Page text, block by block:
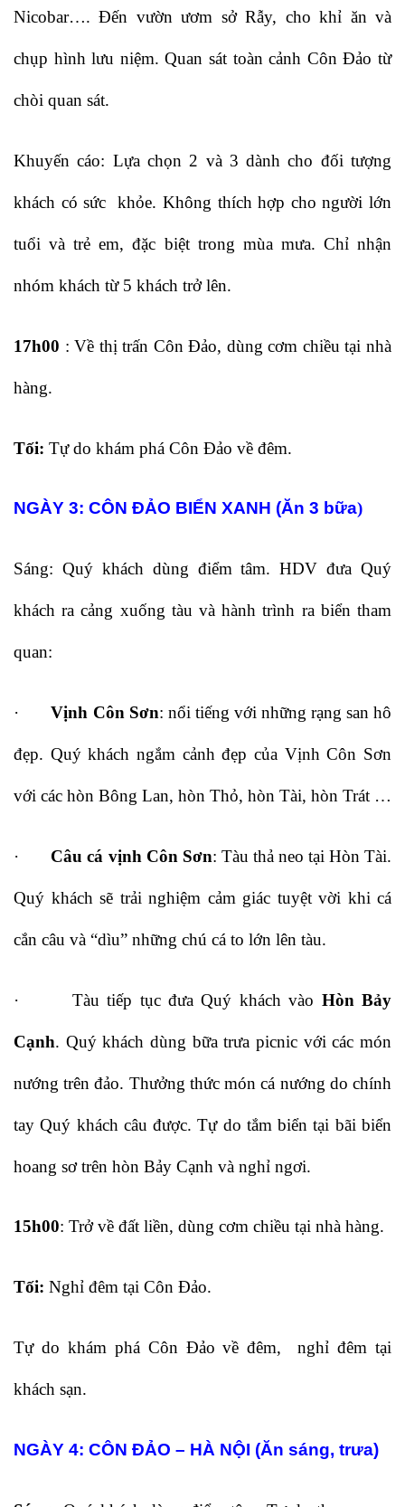
Nicobar…. Đến vườn ươm sở Rẫy, cho khỉ ăn và
chụp hình lưu niệm. Quan sát toàn cảnh Côn Đảo từ
chòi quan sát.
Khuyến cáo: Lựa chọn 2 và 3 dành cho đối tượng
khách có sức khỏe. Không thích hợp cho người lớn
tuổi và trẻ em, đặc biệt trong mùa mưa. Chỉ nhận
nhóm khách từ 5 khách trở lên.
17h00 : Về thị trấn Côn Đảo, dùng cơm chiều tại nhà
hàng.
Tối: Tự do khám phá Côn Đảo về đêm.
NGÀY 3: CÔN ĐẢO BIỂN XANH (Ăn 3 bữa)
Sáng: Quý khách dùng điểm tâm. HDV đưa Quý
khách ra cảng xuống tàu và hành trình ra biển tham
quan:
·Vịnh Côn Sơn: nổi tiếng với những rạng san hô
đẹp. Quý khách ngắm cảnh đẹp của Vịnh Côn Sơn
với các hòn Bông Lan, hòn Thỏ, hòn Tài, hòn Trát …
· Câu cá vịnh Côn Sơn: Tàu thả neo tại Hòn Tài.
Quý khách sẽ trải nghiệm cảm giác tuyệt vời khi cá
cắn câu và “dìu” những chú cá to lớn lên tàu.
· Tàu tiếp tục đưa Quý khách vào Hòn Bảy
Cạnh. Quý khách dùng bữa trưa picnic với các món
nướng trên đảo. Thưởng thức món cá nướng do chính
tay Quý khách câu được. Tự do tắm biển tại bãi biển
hoang sơ trên hòn Bảy Cạnh và nghỉ ngơi.
15h00: Trở về đất liền, dùng cơm chiều tại nhà hàng.
Tối: Nghỉ đêm tại Côn Đảo.
Tự do khám phá Côn Đảo về đêm, nghỉ đêm tại
khách sạn.
NGÀY 4: CÔN ĐẢO – HÀ NỘI (Ăn sáng, trưa)